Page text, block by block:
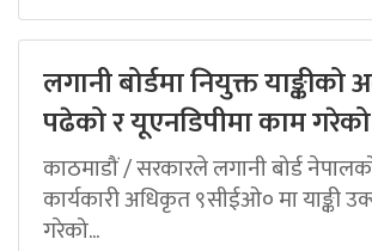
लगानी बोर्डमा नियुक्त याङ्कीको
पढेको र यूएनडिपीमा काम
काठमाडौं / सरकारले लगानी बोर्ड
कार्यकारी अधिकृत ९सीईओ० मा याङ्की
गरेको...